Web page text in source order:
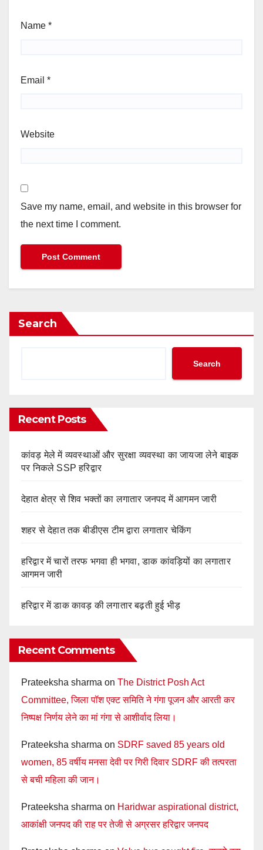
Name *
Email *
Website
Save my name, email, and website in this browser for
the next time I comment.
Search
Search
Recent Posts
कांवड़ मेले में व्यवस्थाओं और सुरक्षा व्यवस्था का जायजा लेने बाइक
पर निकले SSP हरिद्वार
देहात क्षेत्र से शिव भक्तों का लगातार जनपद में आगमन जारी
शहर से देहात तक बीडीएस टीम द्वारा लगातार चेकिंग
हरिद्वार में चारों तरफ भगवा ही भगवा, डाक कांवड़ियों का लगातार
आगमन जारी
हरिद्वार में डाक कावड़ की लगातार बढ़ती हुई भीड़
Recent Comments
Prateeksha sharma on The District Posh Act
Committee, जिला पॉश एक्ट समिति ने गंगा पूजन और आरती कर
निष्पक्ष निर्णय लेने का मां गंगा से आशीर्वाद लिया।
Prateeksha sharma on SDRF saved 85 years old
women, 85 वर्षीय मनसा देवी पर गिरी दिवार SDRF की तत्परता
से बची महिला की जान।
Prateeksha sharma on Haridwar aspirational district,
आकांक्षी जनपद की राह पर तेजी से अग्रसर हरिद्वार जनपद